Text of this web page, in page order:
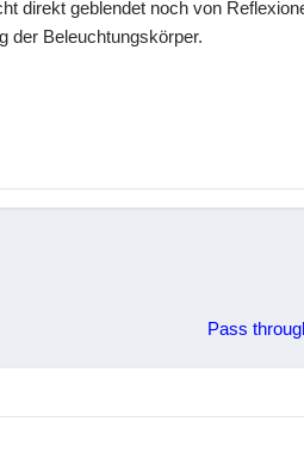
direkt geblendet noch von
der Beleuchtungskörper.
Pass